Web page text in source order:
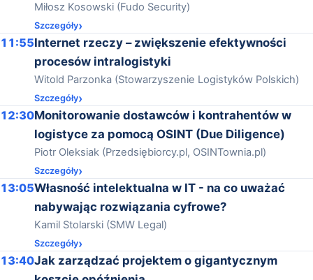
Miłosz Kosowski (Fudo Security)
Szczegóły
11:55Internet rzeczy – zwiększenie efektywności
procesów intralogistyki
Witold Parzonka (Stowarzyszenie Logistyków Polskich)
Szczegóły
12:30Monitorowanie dostawców i kontrahentów w
logistyce za pomocą OSINT (Due Diligence)
Piotr Oleksiak (Przedsiębiorcy.pl, OSINTownia.pl)
Szczegóły
13:05Własność intelektualna w IT - na co uważać
nabywając rozwiązania cyfrowe?
Kamil Stolarski (SMW Legal)
Szczegóły
13:40Jak zarządzać projektem o gigantycznym